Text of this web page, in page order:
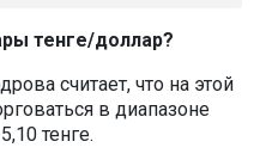
тенге/доллар?
считает, что на этой
в диапазоне
тенге.